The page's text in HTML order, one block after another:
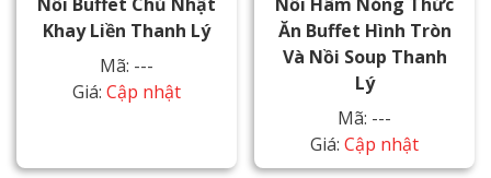
Khay Liền Thanh Lý
Mã: ---
Giá: Cập nhật
Ăn Buffet Hình Tròn
Và Nồi Soup Thanh
Lý
Mã: ---
Giá: Cập nhật